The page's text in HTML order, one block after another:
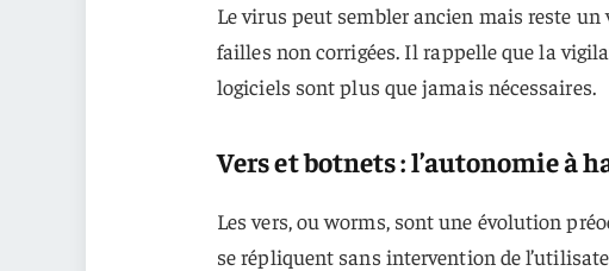
Le virus peut sembler ancien mais reste
failles non corrigées. Il rappelle que la
logiciels sont plus que jamais nécessaires.
Vers et botnets : l’autonomie à
Les vers, ou worms, sont une évolution
se répliquent sans intervention de